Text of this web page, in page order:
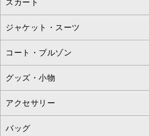
ブラウス・シャツ
ニット・セーター
カーディガン
アンサンブルセット
ベスト・ジレ
パーカー
ワンピース
ドレス
チュニック
ジャンパースカート
その他のワンピース・ドレス
すべてのパンツ
フルレングスパンツ
クロップド・半端丈パンツ
ガウチョ・ワイドパンツ
ハーフ・ショート丈パンツ
サロペット・オールインワン
スカート
すべてのスカート
ロング・マキシ丈スカート
ひざ丈スカート
ミモレ丈スカート
ショート・ミニ丈スカート
ジャケット・スーツ
すべてのジャケット・スーツ
テーラードジャケット
ノーカラージャケット
セットアップ
コート・ブルゾン
すべてのコート・ブルゾン
トレンチコート
ピーコート
グッズ・小物
すべてのグッズ・小物
マスク
アクセサリー
すべてのアクセサリー
バッグ